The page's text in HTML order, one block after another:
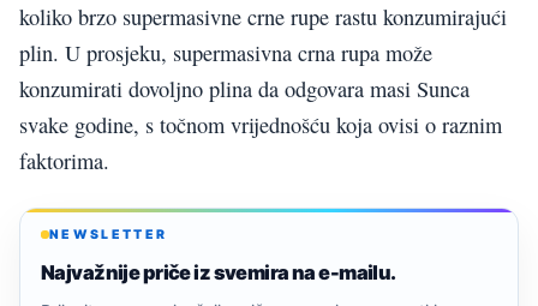
koliko brzo supermasivne crne rupe rastu konzumirajući
plin. U prosjeku, supermasivna crna rupa može
konzumirati dovoljno plina da odgovara masi Sunca
svake godine, s točnom vrijednošću koja ovisi o raznim
faktorima.
NEWSLETTER
Najvažnije priče iz svemira na e-mailu.